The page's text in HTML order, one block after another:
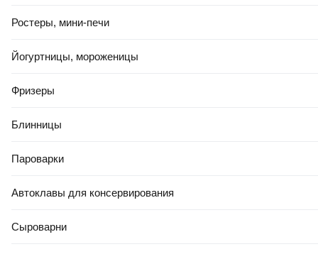
Ростеры, мини-печи
Йогуртницы, мороженицы
Фризеры
Блинницы
Пароварки
Автоклавы для консервирования
Сыроварни